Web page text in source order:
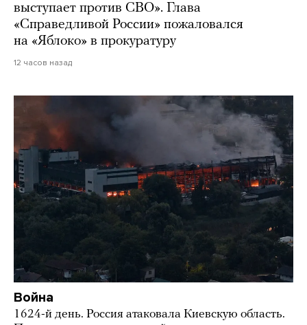
выступает против СВО». Глава
«Справедливой России» пожаловался
на «Яблоко» в прокуратуру
12 часов назад
Война
1624-й день. Россия атаковала Киевскую область.